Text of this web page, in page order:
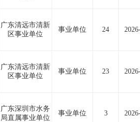
广东清远市清新
区事业单位
事业单位 24
广东清远市清新
区事业单位
事业单位 23
广东深圳市水务
局直属事业单位
事业单位 3